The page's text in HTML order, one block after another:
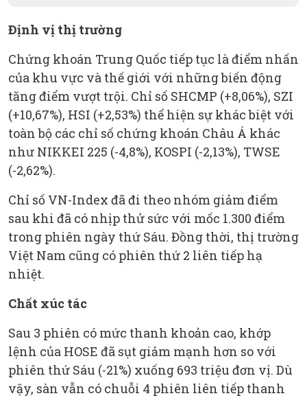
Định vị thị trường
Chứng khoán Trung Quốc tiếp tục là điểm nhấn
của khu vực và thế giới với những biến động
tăng điểm vượt trội. Chỉ số SHCMP (+8,06%), SZI
(+10,67%), HSI (+2,53%) thể hiện sự khác biệt với
toàn bộ các chỉ số chứng khoán Châu Á khác
như NIKKEI 225 (-4,8%), KOSPI (-2,13%), TWSE
(-2,62%).
Chỉ số VN-Index đã đi theo nhóm giảm điểm
sau khi đã có nhịp thử sức với mốc 1.300 điểm
trong phiên ngày thứ Sáu. Đồng thời, thị trường
Việt Nam cũng có phiên thứ 2 liên tiếp hạ
nhiệt.
Chất xúc tác
Sau 3 phiên có mức thanh khoản cao, khớp
lệnh của HOSE đã sụt giảm mạnh hơn so với
phiên thứ Sáu (-21%) xuống 693 triệu đơn vị. Dù
vậy, sàn vẫn có chuỗi 4 phiên liên tiếp thanh